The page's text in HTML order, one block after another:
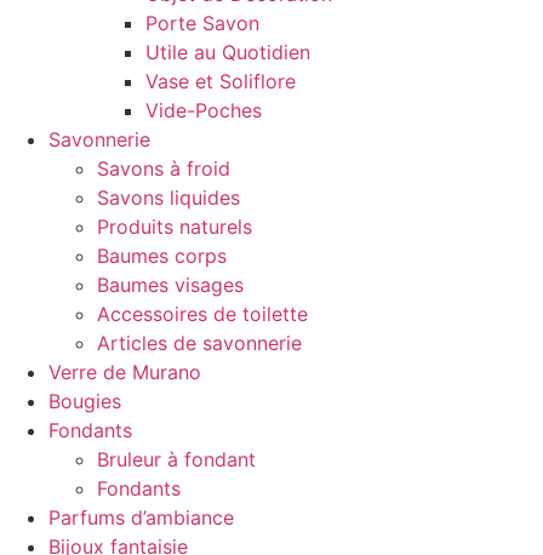
Porte Savon
Utile au Quotidien
Vase et Soliflore
Vide-Poches
Savonnerie
Savons à froid
Savons liquides
Produits naturels
Baumes corps
Baumes visages
Accessoires de toilette
Articles de savonnerie
Verre de Murano
Bougies
Fondants
Bruleur à fondant
Fondants
Parfums d’ambiance
Bijoux fantaisie